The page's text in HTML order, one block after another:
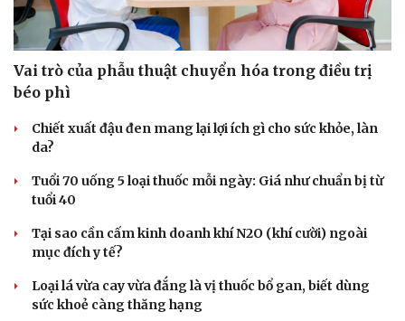
Vai trò của phẫu thuật chuyển hóa trong điều trị
béo phì
Chiết xuất đậu đen mang lại lợi ích gì cho sức khỏe, làn
da?
Tuổi 70 uống 5 loại thuốc mỗi ngày: Giá như chuẩn bị từ
tuổi 40
Tại sao cần cấm kinh doanh khí N2O (khí cười) ngoài
mục đích y tế?
Loại lá vừa cay vừa đắng là vị thuốc bổ gan, biết dùng
sức khoẻ càng thăng hạng